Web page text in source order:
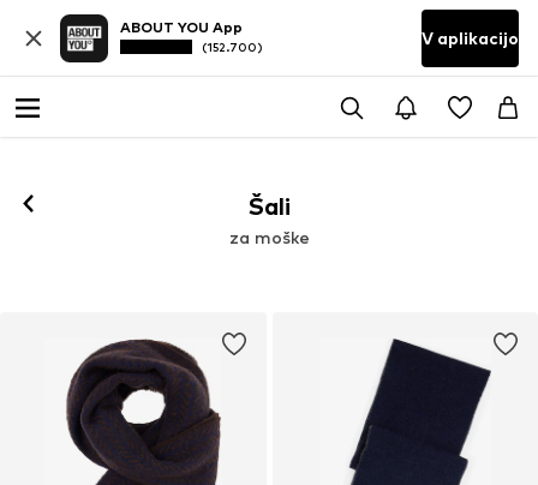
ABOUT YOU App
(152.700) V aplikacijo
Šali
za moške